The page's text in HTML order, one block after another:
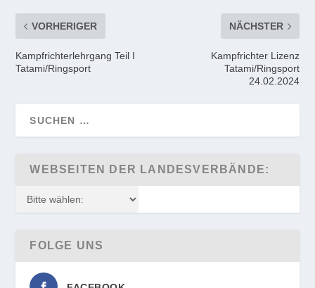
VORHERIGER
Kampfrichterlehrgang Teil I
Tatami/Ringsport
NÄCHSTER
Kampfrichter Lizenz
Tatami/Ringsport
24.02.2024
WEBSEITEN DER LANDESVERBÄNDE:
FOLGE UNS